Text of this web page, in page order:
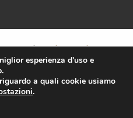
|Cookies policy
Tiphys
esperienza d'uso e
a quali cookie usiamo
.